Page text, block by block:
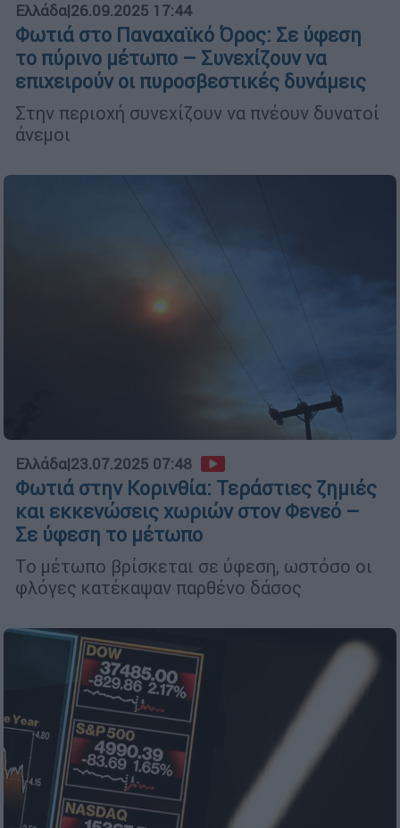
Ελλάδα|26.09.2025 17:44
Φωτιά στο Παναχαϊκό Όρος: Σε ύφεση
το πύρινο μέτωπο – Συνεχίζουν να
επιχειρούν οι πυροσβεστικές δυνάμεις
Στην περιοχή συνεχίζουν να πνέουν δυνατοί
άνεμοι
Ελλάδα|23.07.2025 07:48
Φωτιά στην Κορινθία: Τεράστιες ζημιές
και εκκενώσεις χωριών στον Φενεό –
Σε ύφεση το μέτωπο
Το μέτωπο βρίσκεται σε ύφεση, ωστόσο οι
φλόγες κατέκαψαν παρθένο δάσος